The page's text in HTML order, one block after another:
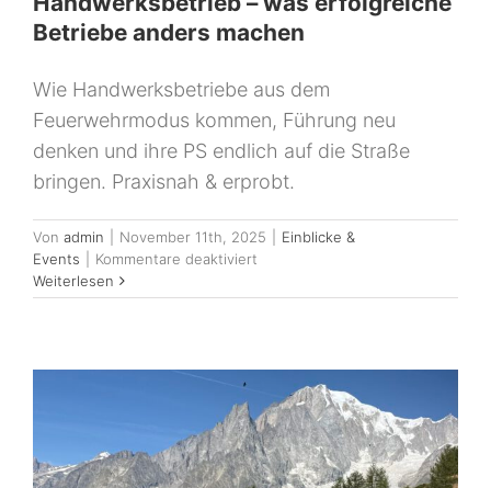
Betriebe anders machen
Wie Handwerksbetriebe aus dem
Feuerwehrmodus kommen, Führung neu
denken und ihre PS endlich auf die Straße
bringen. Praxisnah & erprobt.
Von admin November 11th, 2025
Einblicke &
Events
Kommentare deaktiviert
Mehr
Handwerksbetrieb
was
erfolgreiche
Betriebe
anders
Weiterlesen